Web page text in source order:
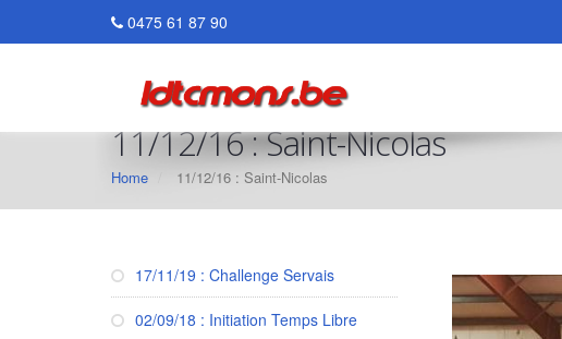
0475 61 87 90
11/12/16 : Saint-Nicolas
Home 11/12/16 : Saint-Nicolas
17/11/19 : Challenge Servais
02/09/18 : Initiation Temps Libre